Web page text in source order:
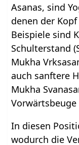
Asanas, sind
denen der
Beispiele sind
Schulterstand
Mukha
auch sanftere
Mukha
Vorwärtsbeuge
In diesen
wodurch die